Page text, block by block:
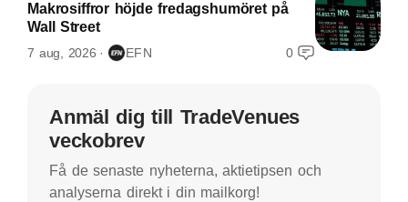
Makrosiffror höjde fredagshumöret på
Wall Street
7 aug, 2026 EFN 0
Anmäl dig till TradeVenues
veckobrev
Få de senaste nyheterna, aktietipsen och
analyserna direkt i din mailkorg!